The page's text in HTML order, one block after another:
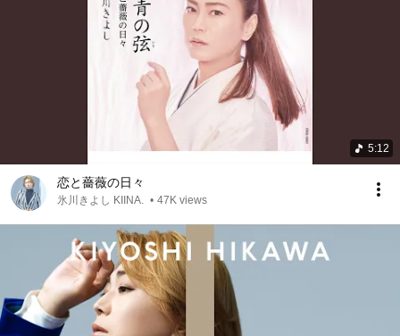
5:12
恋と薔薇の日々
氷川きよし KIINA. • 47K views